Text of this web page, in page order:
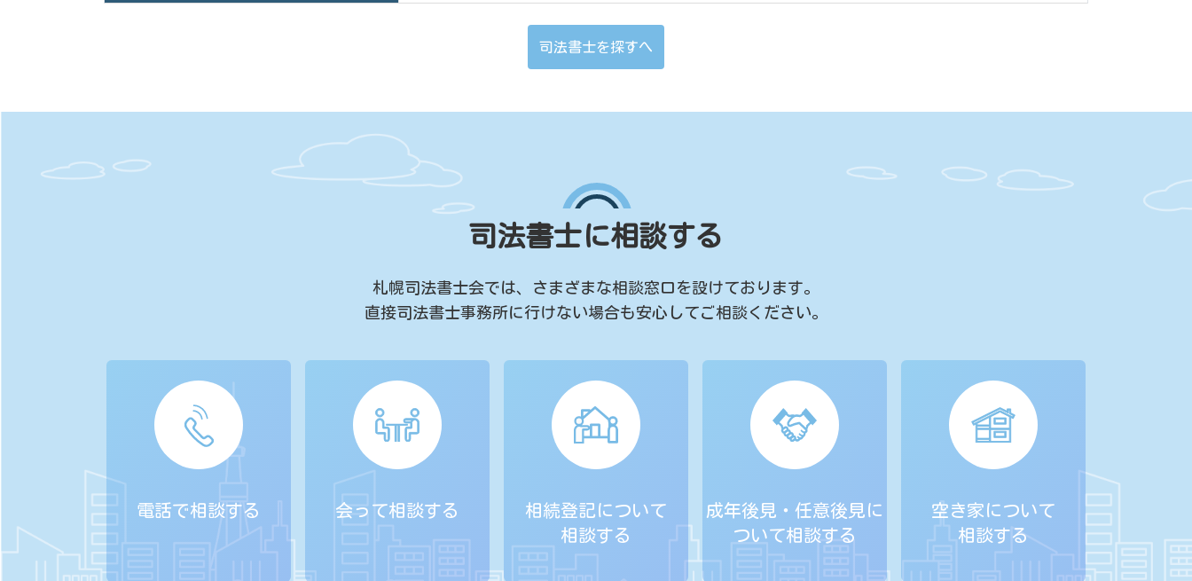
司法書士を探すへ
司法書士に相談する
札幌司法書士会では、
さまざまな相談窓口を設けております。
直接司法書士事務所に行けない場合も安心してご相談ください。
電話で相談する 会って相談する
相続登記について
相談する
成年後見・任意後見に
ついて相談する
空き家について
相談する